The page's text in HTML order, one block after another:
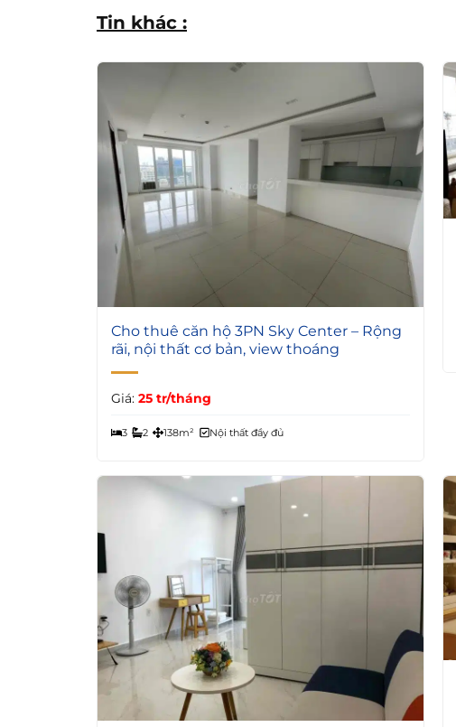
Tin khác :
5
Cho thuê căn hộ 3PN Sky Center – Rộng
rãi, nội thất cơ bản, view thoáng
Giá: 25 tr/tháng
3 2 138m² Nội thất đầy đủ